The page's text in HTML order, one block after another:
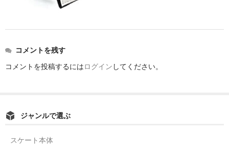
コメントを残す
コメントを投稿するにはログイン してください。
ジャンルで選ぶ
スケート本体